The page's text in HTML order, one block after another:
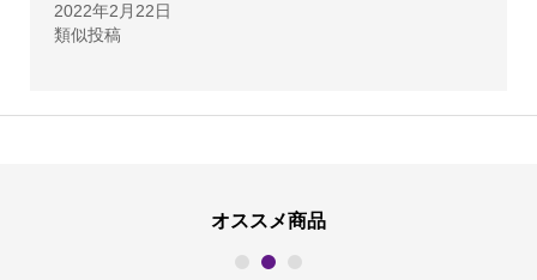
ラ
2022年2月22日
類似投稿
オススメ商品
1 2 3